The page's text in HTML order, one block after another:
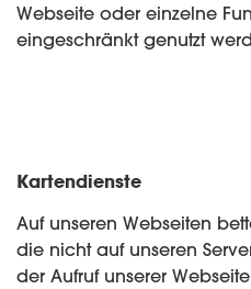
Webseite oder einzelne
eingeschränkt genutzt
Kartendienste
Auf unseren Webseiten
die nicht auf unseren
der Aufruf unserer